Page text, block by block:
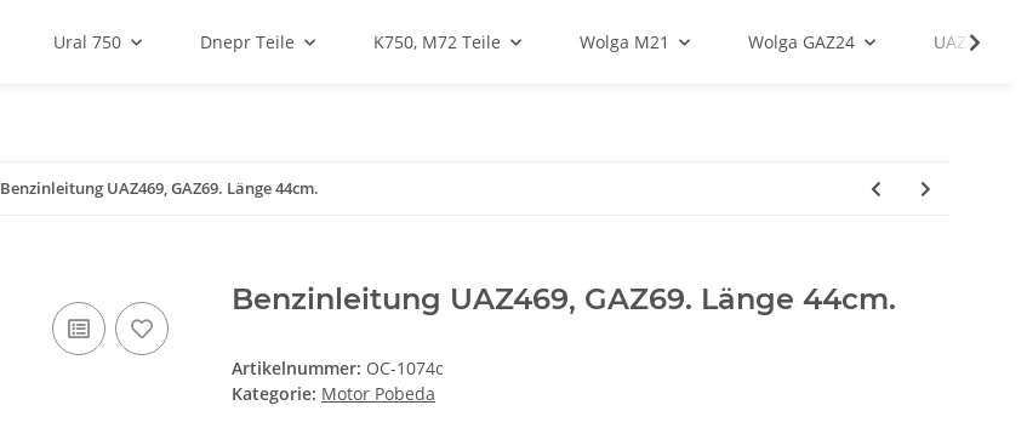
Ural 750 Dnepr Teile K750, M72 Teile Wolga M21 Wolga GAZ24 UAZ
Benzinleitung UAZ469, GAZ69. Länge 44cm.
Benzinleitung UAZ469, GAZ69. Länge 44cm.
Artikelnummer: OC-1074c
Kategorie: Motor Pobeda